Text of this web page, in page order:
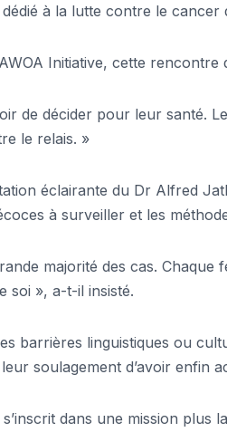
à la lutte contre le cancer
Initiative, cette rencontre
de décider pour leur santé.
le relais. »
éclairante du Dr Alfred
à surveiller et les
majorité des cas. Chaque
soi », a-t-il insisté.
barrières linguistiques ou
soulagement d’avoir enfin
dans une mission plus